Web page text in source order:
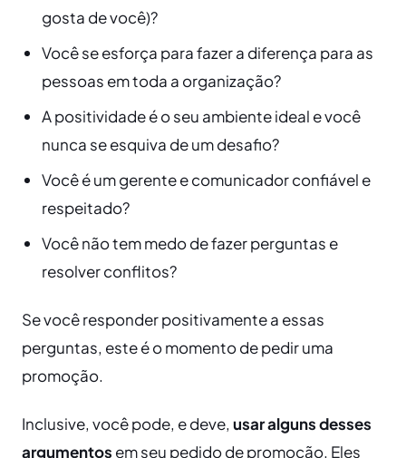
gosta de você)?
Você se esforça para fazer a diferença para as
pessoas em toda a organização?
A positividade é o seu ambiente ideal e você
nunca se esquiva de um desafio?
Você é um gerente e comunicador confiável e
respeitado?
Você não tem medo de fazer perguntas e
resolver conflitos?
Se você responder positivamente a essas
perguntas, este é o momento de pedir uma
promoção.
Inclusive, você pode, e deve, usar alguns desses
argumentos em seu pedido de promoção. Eles